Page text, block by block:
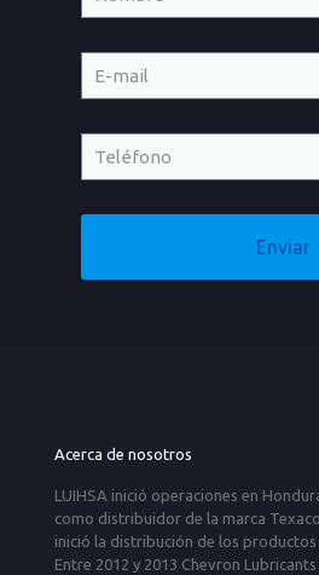
Acerca de nosotros
LUIHSA inició operaciones en
como distribuidor de la marca
inició la distribución de los productos
Entre 2012 y 2013 Chevron